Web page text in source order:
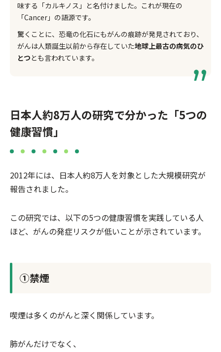
味する「カルキノス」と名付けました。これが現在の
「Cancer」の語源です。
驚くことに、恐竜の化石にもがんの痕跡が発見されており、
がんは人類誕生以前から存在していた地球上最古の病気のひ
とつとも言われています。
日本人約8万人の研究で分かった「5つの
健康習慣」
2012年には、日本人約8万人を対象とした大規模研究が
報告されました。
この研究では、以下の5つの健康習慣を実践している人
ほど、がんの発症リスクが低いことが示されています。
①禁煙
喫煙は多くのがんと深く関係しています。
肺がんだけでなく、